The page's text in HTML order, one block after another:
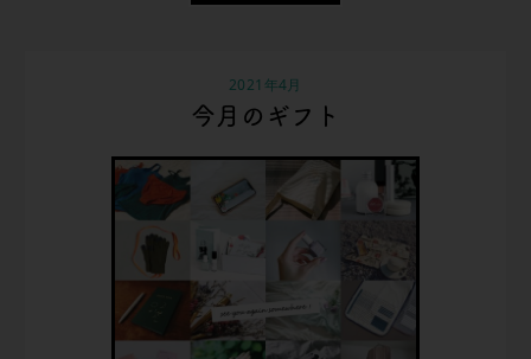
2021年4月
今月のギフト